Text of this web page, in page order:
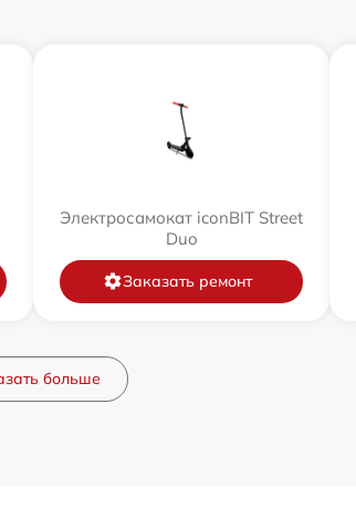
Электросамокат iconBIT Street
Duo
Заказать ремонт
больше